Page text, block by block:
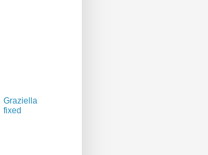
Graziella
fixed